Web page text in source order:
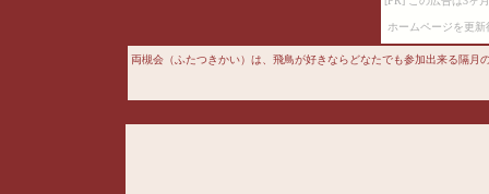
ホームページを更
両槻会（ふたつきかい）は、飛鳥が好きならどなたでも参加出来る隔